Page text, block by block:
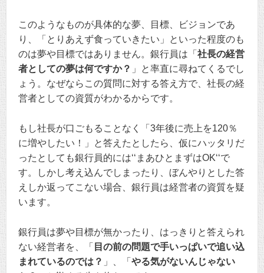
このようなものが具体的な夢、目標、ビジョンであ
り、「とりあえず食っていきたい」といった程度のも
のは夢や目標ではありません。銀行員は「 社長の経営
者としての夢は何ですか？ 」と率直に尋ねてくるでし
ょう。なぜならこの質問に対する答え方で、社長の経
営者としての資質がわかるからです。
もし社長が口ごもることなく「3年後に売上を120％
に増やしたい！」と答えたとしたら、仮にハッタリだ
ったとしても銀行員的には‘‘まあひとまずはOK‘‘で
す。しかし考え込んでしまったり、ぼんやりとした答
えしか返ってこない場合、銀行員は経営者の資質を疑
います。
銀行員は夢や目標が無かったり、はっきりと答えられ
ない経営者を、「 目の前の問題で手いっぱいで追い込
まれているのでは？ 」、「 やる気がないんじゃない